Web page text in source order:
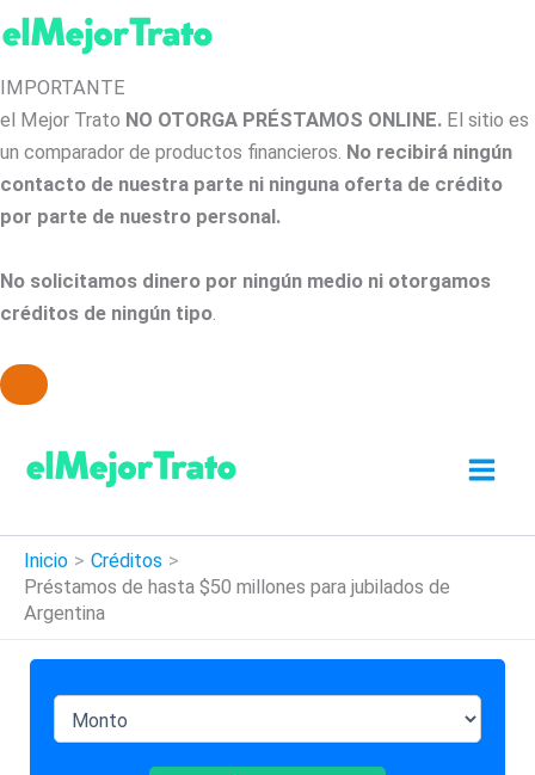
IMPORTANTE
el Mejor Trato NO OTORGA PRÉSTAMOS ONLINE. El sitio es
un comparador de productos financieros. No recibirá ningún
contacto de nuestra parte ni ninguna oferta de crédito
por parte de nuestro personal.
No solicitamos dinero por ningún medio ni otorgamos
créditos de ningún tipo.
contenido
Inicio
Créditos
Préstamos de hasta $50 millones para jubilados de
Argentina